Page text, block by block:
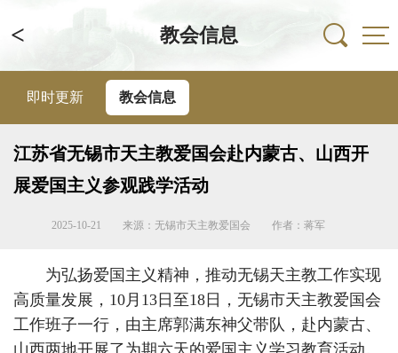
< 教会信息
即时更新 教会信息
江苏省无锡市天主教爱国会赴内蒙古、山西开
展爱国主义参观践学活动
2025-10-21 来源：无锡市天主教爱国会 作者：蒋军
为弘扬爱国主义精神，推动无锡天主教工作实现
高质量发展，10月13日至18日，无锡市天主教爱国会
工作班子一行，由主席郭满东神父带队，赴内蒙古、
山西两地开展了为期六天的爱国主义学习教育活动。